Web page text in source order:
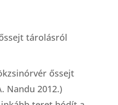
tárolásról
őssejt
Nandu 2012.)